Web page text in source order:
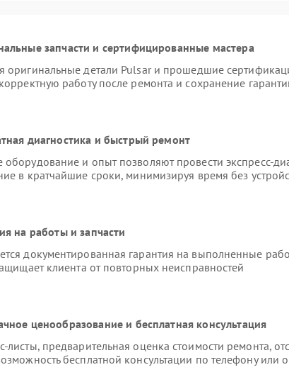
запчасти и сертифицированные мастера
оригинальные детали Pulsar и прошедшие
работу после ремонта и сохранение
диагностика и быстрый ремонт
и опыт позволяют провести экспресс-
в кратчайшие сроки, минимизируя время без
на работы и запчасти
документированная гарантия на выполненные
клиента от повторных неисправностей
ценообразование и бесплатная консультация
листы, предварительная оценка стоимости ремонта,
бесплатной консультации по телефону или